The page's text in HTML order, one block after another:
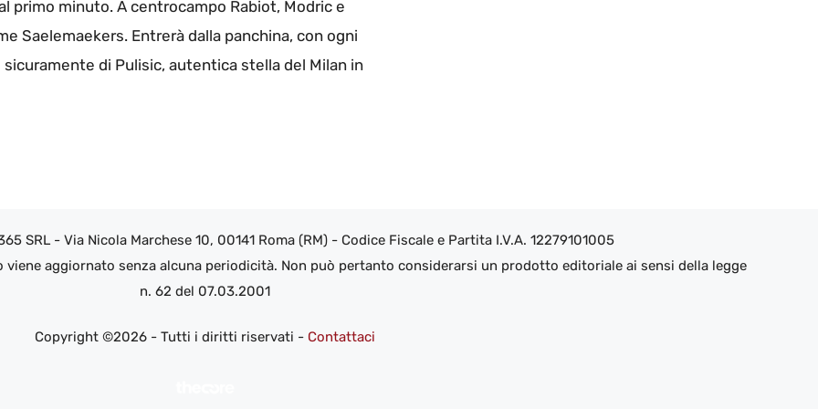
primo minuto. A centrocampo Rabiot, Modric e
Saelemaekers. Entrerà dalla panchina, con ogni
di Pulisic, autentica stella del Milan in
SRL - Via Nicola Marchese 10, 00141 Roma (RM) - Codice Fiscale e Partita I.V.A. 12279101005
aggiornato senza alcuna periodicità. Non può pertanto considerarsi un prodotto editoriale ai sensi della legge
n. 62 del 07.03.2001
Copyright ©2026 - Tutti i diritti riservati - Contattaci